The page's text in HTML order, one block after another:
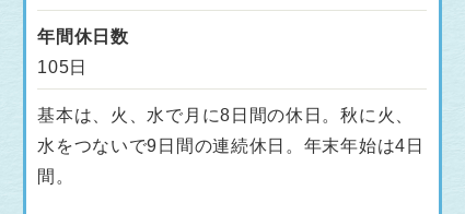
年間休日数
105日
基本は、火、水で月に8日間の休日。秋に火、
水をつないで9日間の連続休日。年末年始は4日
間。